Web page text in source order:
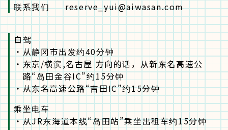
联系我们
reserve_yui@aiwasan.com
自驾
・从静冈市出发约40分钟
・东京/横滨,名古屋 方向的话，从新东名高速公
路“岛田金谷IC”约15分钟
・从东名高速公路“吉田IC”约15分钟
乘坐电车
・从JR东海道本线“岛田站”乘坐出租车约15分钟